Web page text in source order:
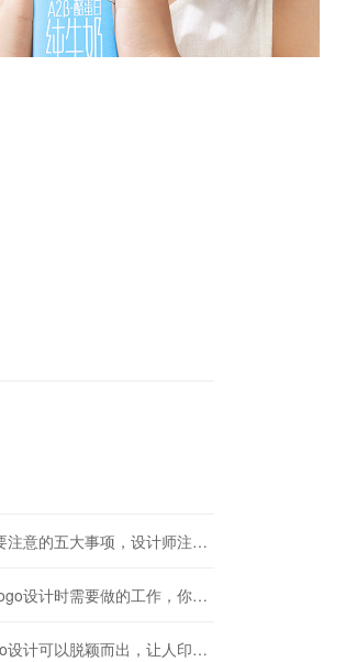
logo设计需要注意的五大事项，设计师注意不要踩雷！
设计师进行logo设计时需要做的工作，你都做了吗？
什么样的logo设计可以脱颖而出，让人印象深刻？